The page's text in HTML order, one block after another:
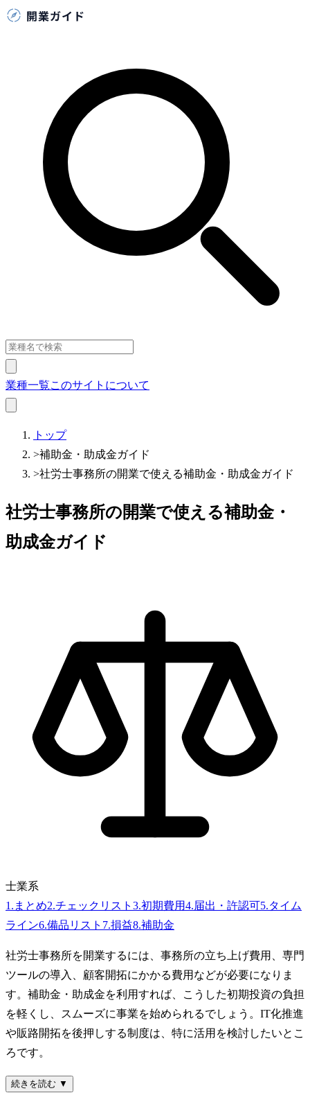
業種一覧このサイトについて
トップ
>補助金・助成金ガイド
>社労士事務所の開業で使える補助金・助成金ガイド
社労士事務所の開業で使える補助金・
助成金ガイド
士業系
1 . まとめ2.チェックリスト 3.初期費用4.届出・許認可5.タイム
ライン6.備品リスト 7.損益8.補助金
社労士事務所を開業するには、事務所の立ち上げ費用、専門
ツールの導入、顧客開拓にかかる費用などが必要になりま
す。補助金・助成金を利用すれば、こうした初期投資の負担
を軽くし、スムーズに事業を始められるでしょう。IT化推進
や販路開拓を後押しする制度は、特に活用を検討したいとこ
ろです。
続きを読む ▼